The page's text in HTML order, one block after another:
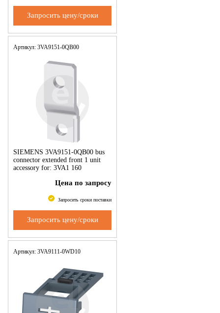
Запросить цену/сроки
Артикул: 3VA9151-0QB00
SIEMENS 3VA9151-0QB00 bus
connector extended front 1 unit
accessory for: 3VA1 160
Цена по запросу
Запросить сроки поставки
Запросить цену/сроки
Артикул: 3VA9111-0WD10